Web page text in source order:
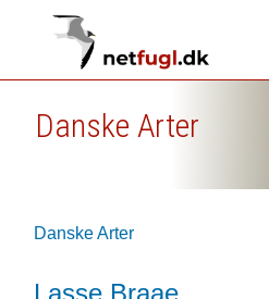
Danske Arter
Danske Arter
Lasse Braae